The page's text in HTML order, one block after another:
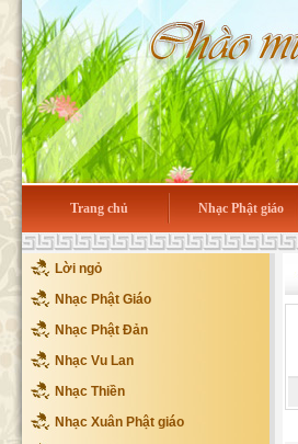
Trang chủ Nhạc Phật giáo
Lời ngỏ
Nhạc Phật Giáo
Nhạc Phật Đản
Nhạc Vu Lan
Nhạc Thiền
Nhạc Xuân Phật giáo